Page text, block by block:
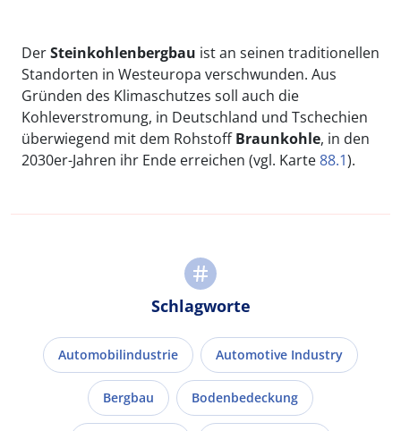
DerSteinkohlenbergbau ist an seinen traditionellen
Standorten in Westeuropa verschwunden. Aus
Gründen des Klimaschutzes soll auch die
Kohleverstromung, in Deutschland und Tschechien
überwiegend mit dem RohstoffBraunkohle, in den
2030er-Jahren ihr Ende erreichen (vgl. Karte88.1).
Schlagworte
Automobilindustrie Automotive Industry
Bergbau Bodenbedeckung